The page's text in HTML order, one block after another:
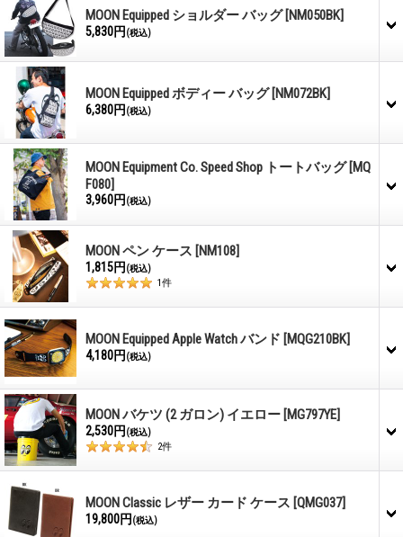
MOON Equipped ショルダー バッグ [NM050BK]
5,830円(税込)
MOON Equipped ボディー バッグ [NM072BK]
6,380円(税込)
MOON Equipment Co. Speed Shop トートバッグ [MQ
F080]
3,960円(税込)
MOON ペン ケース [NM108]
1,815円(税込)
1件
MOON Equipped Apple Watch バンド [MQG210BK]
4,180円(税込)
MOON バケツ (2 ガロン) イエロー [MG797YE]
2,530円(税込)
2件
MOON Classic レザー カード ケース [QMG037]
19,800円(税込)